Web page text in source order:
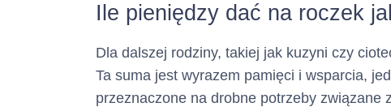
2. Opis głównych
Rodzaj kredytu :
Ile pieniędzy dać na roczek
Dla dalszej rodziny, takiej jak kuzyni czy
Ta suma jest wyrazem pamięci i wsparcia,
przeznaczone na drobne potrzeby związane